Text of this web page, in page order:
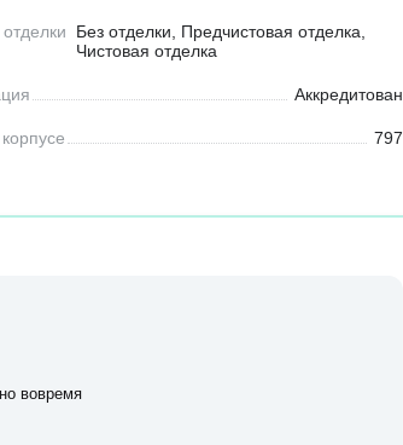
Без отделки, Предчистовая отделка,
Чистовая отделка
Аккредитован
797
вовремя